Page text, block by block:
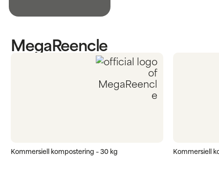
MegaReencle
Kommersiell kompostering – 30 kg Kommersiell